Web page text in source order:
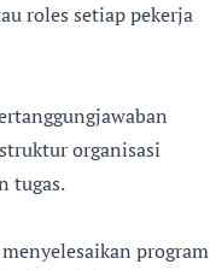
roles setiap pekerja
organisasi
tugas.
program